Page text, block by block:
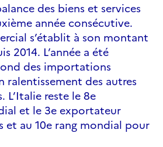
des biens et services
année consécutive.
s’établit à son montant
2014. L’année a été
des importations
ralentissement des autres
L’Italie reste le 8e
et le 3e exportateur
et au 10e rang mondial pour